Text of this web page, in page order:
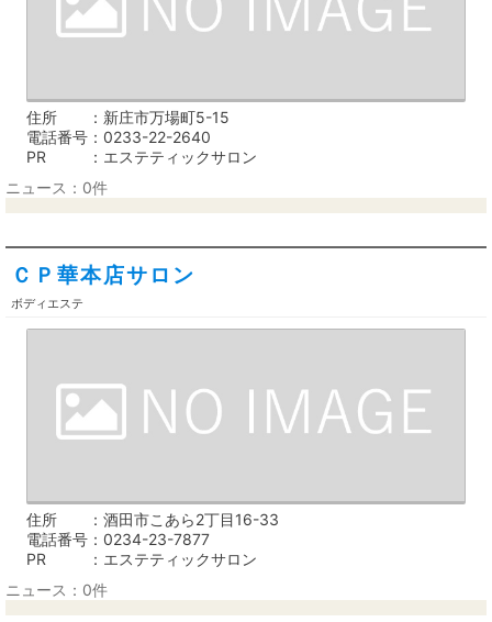
住所
新庄市万場町5-15
電話番号
0233-22-2640
PR
エステティックサロン
ニュース：0件
ＣＰ華本店サロン
ボディエステ
住所
酒田市こあら2丁目16-33
電話番号
0234-23-7877
PR
エステティックサロン
ニュース：0件